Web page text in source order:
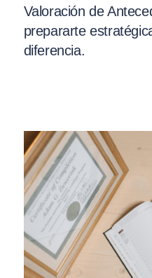
Valoración de
prepararte
diferencia.